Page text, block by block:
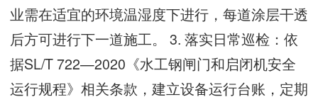
业需在适宜的环境温湿度下进行，每道涂层干透
后方可进行下一道施工。 3. 落实日常巡检：依
据SL/T 722—2020《水工钢闸门和启闭机安全
运行规程》相关条款，建立设备运行台账，定期